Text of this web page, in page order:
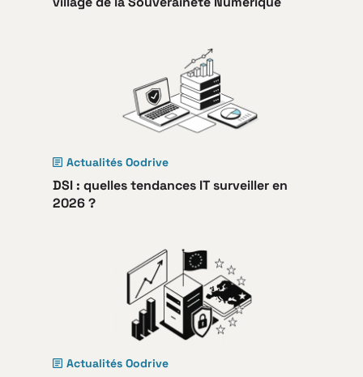
Actualités Oodrive
DSI : quelles tendances IT surveiller en
2026 ?
Actualités Oodrive